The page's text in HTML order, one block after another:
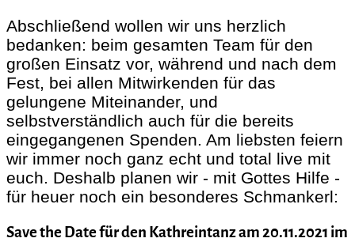
Abschließend wollen wir uns herzlich
bedanken: beim gesamten Team für den
großen Einsatz vor, während und nach dem
Fest, bei allen Mitwirkenden für das
gelungene Miteinander, und
selbstverständlich auch für die bereits
eingegangenen Spenden. Am liebsten feiern
wir immer noch ganz echt und total live mit
euch. Deshalb planen wir - mit Gottes Hilfe -
für heuer noch ein besonderes Schmankerl:
Save the Date für den Kathreintanz am 20.11.2021 im